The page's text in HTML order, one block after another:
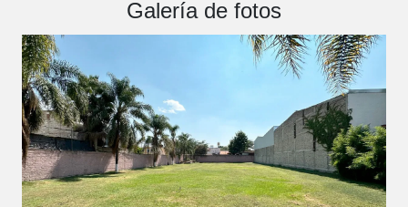
Galería de fotos